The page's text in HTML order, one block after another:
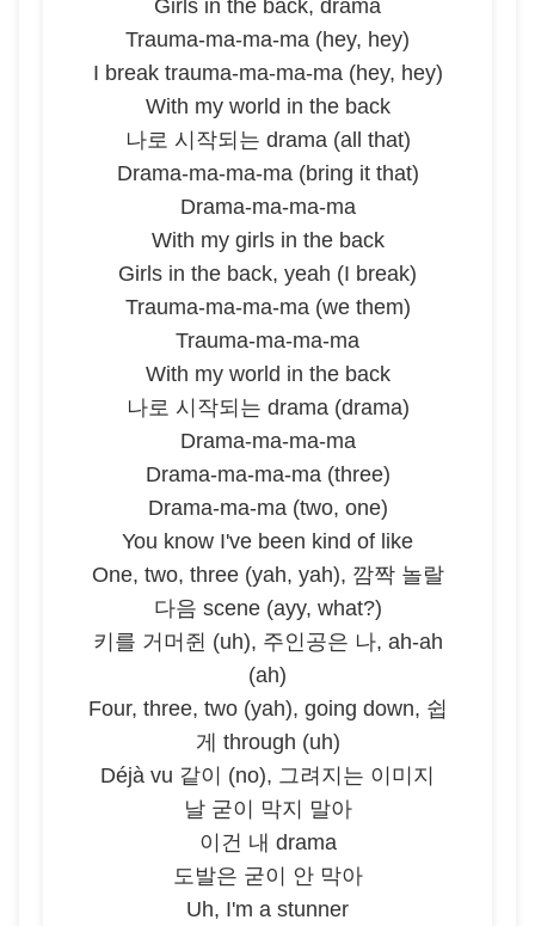
Girls in the back, drama
Trauma-ma-ma-ma (hey, hey)
I break trauma-ma-ma-ma (hey, hey)
With my world in the back
나로 시작되는 drama (all that)
Drama-ma-ma-ma (bring it that)
Drama-ma-ma-ma
With my girls in the back
Girls in the back, yeah (I break)
Trauma-ma-ma-ma (we them)
Trauma-ma-ma-ma
With my world in the back
나로 시작되는 drama (drama)
Drama-ma-ma-ma
Drama-ma-ma-ma (three)
Drama-ma-ma (two, one)
You know I've been kind of like
One, two, three (yah, yah), 깜짝 놀랄
다음 scene (ayy, what?)
키를 거머쥔 (uh), 주인공은 나, ah-ah
(ah)
Four, three, two (yah), going down, 쉽
게 through (uh)
Déjà vu 같이 (no), 그려지는 이미지
날 굳이 막지 말아
이건 내 drama
도발은 굳이 안 막아
Uh, I'm a stunner